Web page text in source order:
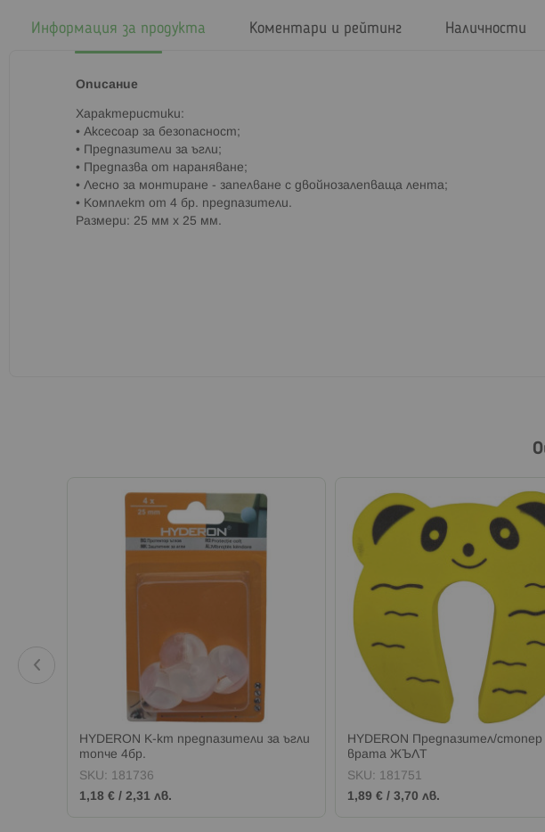
Информация за продукта
Описание
Характеристики:
• Аксесоар за безопасност;
• Предпазители за ъгли;
• Предпазва от нараняване;
• Лесно за монтиране - запелване с двойнозалепваща лента;
• Комплект от 4 бр. предпазители.
Размери: 25 мм х 25 мм.
Коментари и рейтинг Наличности
HYDERON К-кт предпазители за ъгли
топче 4бр.
SKU: 181736
1,18 € / 2,31 лв.
HYDERON Предпазител/стопер
врата ЖЪЛТ
SKU: 181751
1,89 € / 3,70 лв.